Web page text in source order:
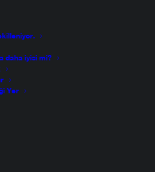
daha iyisi mi?
Yer